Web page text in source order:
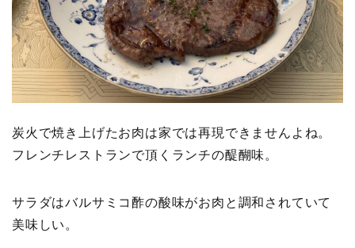
炭火で焼き上げたお肉は家では再現できませんよね。
フレンチレストランで頂くランチの醍醐味。
サラダはバルサミコ酢の酸味がお肉と調和されていて
美味しい。